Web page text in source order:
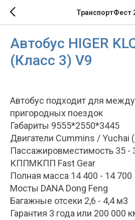
ТранспортФест
Автобус HIGER
(Класс 3) V9
Автобус подходит для
пригородных поездок
Габариты 9555*2550*3445
Двигатели Cummins / Yuchai
Пассажировместимость 35 -
КППМКПП Fast Gear
Полная масса 14 400 - 14 700
Мосты DANA Dong Feng
Багажные отсеки 2,6 - 4,4 м3
Гарантия 3 года или 200 000